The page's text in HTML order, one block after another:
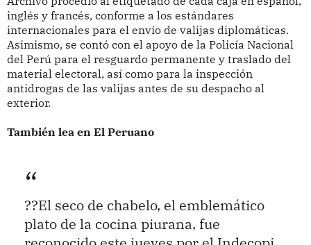
inglés y francés, conforme a los estándares
internacionales para el envío de valijas diplomáticas.
Asimismo, se contó con el apoyo de la Policía Nacional
del Perú para el resguardo permanente y traslado del
material electoral, así como para la inspección
antidrogas de las valijas antes de su despacho al
exterior.
También lea en El Peruano
??El seco de chabelo, el emblemático
plato de la cocina piurana, fue